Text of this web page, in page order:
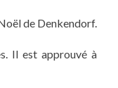
de Denkendorf.
Il est approuvé à